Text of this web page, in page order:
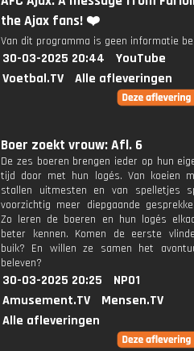
the Ajax fans! ❤️
Van dit programma is geen informatie
30-03-2025 20:44
YouTube
Voetbal.TV
Alle afleveringen
Boer zoekt vrouw: Afl. 6
De zes boeren brengen ieder op hun
tijd door met hun logés. Van koeien
stallen uitmesten en van spelletjes
voorzichtig meer diepgaande
Zo leren de boeren en hun logés
beter kennen. Komen de eerste
buik? En willen ze samen het
beleven?
30-03-2025 20:25
NPO1
Amusement.TV
Mensen.TV
Alle afleveringen